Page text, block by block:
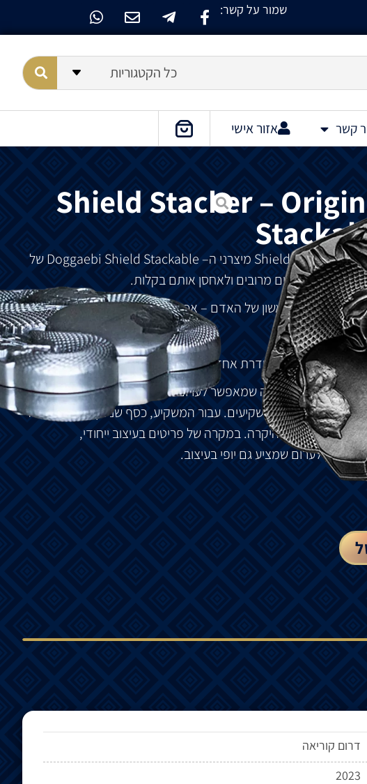
שמור על קשר:
כל הקטגוריות
קשר אזור אישי
Shield Stacker –
מיצרני ה– Doggaebi Shield Stackable
של
לערום מטילים מרובים ולאחסן אותםבקלות.
עלחטאוהראשון שלהאדם – אכילתהפריהאסור.
תפוחנגוס.
יערמובצורהמסודרתאחדבתוךהשני
בחלקהאחורי,מהשמאפשרלערוםמטיליםמרוביםבבטחהיחד.
בקרבאספניםומשקיעים.עבור המשקיע,כסףשניתןלערום בצורה
שלהמתכתהיקרה.במקרה שלפריטיםבעיצוב ייחודי,
הניתןלערום שמציעגם יופיבעיצוב.
דרום קוריאה
2023